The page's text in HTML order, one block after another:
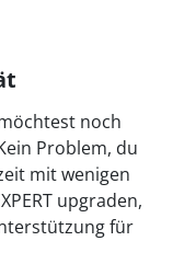
noch
Problem, du
mit wenigen
upgraden,
für